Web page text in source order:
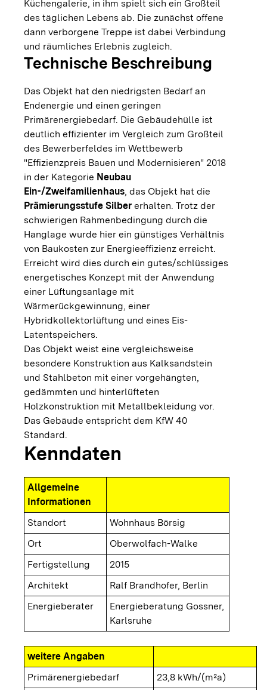
Küchengalerie, in ihm spielt sich ein Großteil
des täglichen Lebens ab. Die zunächst offene
dann verborgene Treppe ist dabei Verbindung
und räumliches Erlebnis zugleich.
Technische Beschreibung
Das Objekt hat den niedrigsten Bedarf an
Endenergie und einen geringen
Primärenergiebedarf. Die Gebäudehülle ist
deutlich effizienter im Vergleich zum Großteil
des Bewerberfeldes im Wettbewerb
"Effizienzpreis Bauen und Modernisieren" 2018
in der Kategorie Neubau
Ein-/Zweifamilienhaus, das Objekt hat die
Prämierungsstufe Silber erhalten. Trotz der
schwierigen Rahmenbedingung durch die
Hanglage wurde hier ein günstiges Verhältnis
von Baukosten zur Energieeffizienz erreicht.
Erreicht wird dies durch ein gutes/schlüssiges
energetisches Konzept mit der Anwendung
einer Lüftungsanlage mit
Wärmerückgewinnung, einer
Hybridkollektorlüftung und eines Eis-
Latentspeichers.
Das Objekt weist eine vergleichsweise
besondere Konstruktion aus Kalksandstein
und Stahlbeton mit einer vorgehängten,
gedämmten und hinterlüfteten
Holzkonstruktion mit Metallbekleidung vor.
Das Gebäude entspricht dem KfW 40
Standard.
Kenndaten
Allgemeine
Informationen
Standort
Wohnhaus Börsig
Ort
Oberwolfach-Walke
Fertigstellung
2015
Architekt
Ralf Brandhofer, Berlin
Energieberater
Energieberatung Gossner,
Karlsruhe
weitere Angaben
Primärenergiebedarf
23,8 kWh/(m²a)